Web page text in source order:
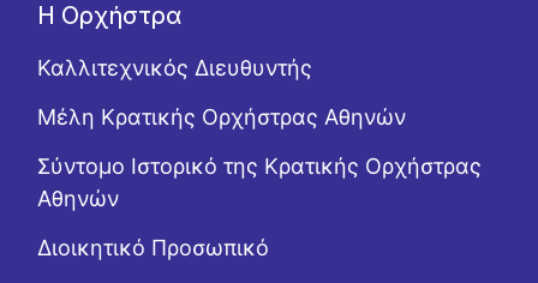
Η Ορχήστρα
Καλλιτεχνικός Διευθυντής
Μέλη Κρατικής Ορχήστρας Αθηνών
Σύντομο Ιστορικό της Κρατικής Ορχήστρας
Αθηνών
Διοικητικό Προσωπικό